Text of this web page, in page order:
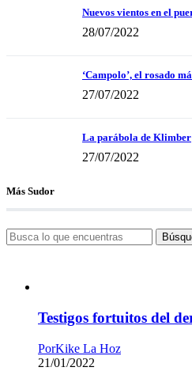
Nuevos vientos en el
28/07/2022
‘Campolo’, el rosado
27/07/2022
La parábola de Klimber
27/07/2022
Más Sudor
Testigos fortuitos del
PorKike La Hoz
21/01/2022